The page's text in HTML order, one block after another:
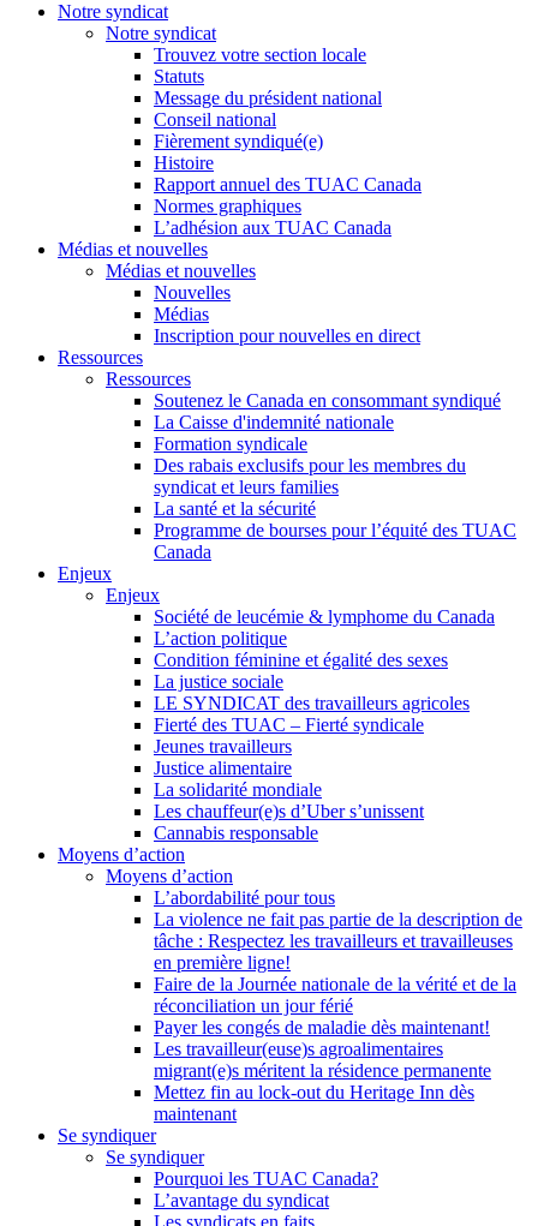
Notre syndicat
Notre syndicat
Trouvez votre section locale
Statuts
Message du président national
Conseil national
Fièrement syndiqué(e)
Histoire
Rapport annuel des TUAC Canada
Normes graphiques
L’adhésion aux TUAC Canada
Médias et nouvelles
Médias et nouvelles
Nouvelles
Médias
Inscription pour nouvelles en direct
Ressources
Ressources
Soutenez le Canada en consommant syndiqué
La Caisse d'indemnité nationale
Formation syndicale
Des rabais exclusifs pour les membres du
syndicat et leurs families
La santé et la sécurité
Programme de bourses pour l’équité des TUAC
Canada
Enjeux
Enjeux
Société de leucémie & lymphome du Canada
L’action politique
Condition féminine et égalité des sexes
La justice sociale
LE SYNDICAT des travailleurs agricoles
Fierté des TUAC – Fierté syndicale
Jeunes travailleurs
Justice alimentaire
La solidarité mondiale
Les chauffeur(e)s d’Uber s’unissent
Cannabis responsable
Moyens d’action
Moyens d’action
L’abordabilité pour tous
La violence ne fait pas partie de la description de
tâche : Respectez les travailleurs et travailleuses
en première ligne!
Faire de la Journée nationale de la vérité et de la
réconciliation un jour férié
Payer les congés de maladie dès maintenant!
Les travailleur(euse)s agroalimentaires
migrant(e)s méritent la résidence permanente
Mettez fin au lock-out du Heritage Inn dès
maintenant
Se syndiquer
Se syndiquer
Pourquoi les TUAC Canada?
L’avantage du syndicat